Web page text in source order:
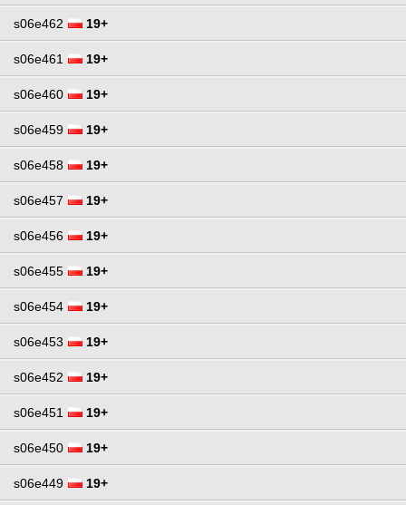
s06e462 19+
s06e461 19+
s06e460 19+
s06e459 19+
s06e458 19+
s06e457 19+
s06e456 19+
s06e455 19+
s06e454 19+
s06e453 19+
s06e452 19+
s06e451 19+
s06e450 19+
s06e449 19+